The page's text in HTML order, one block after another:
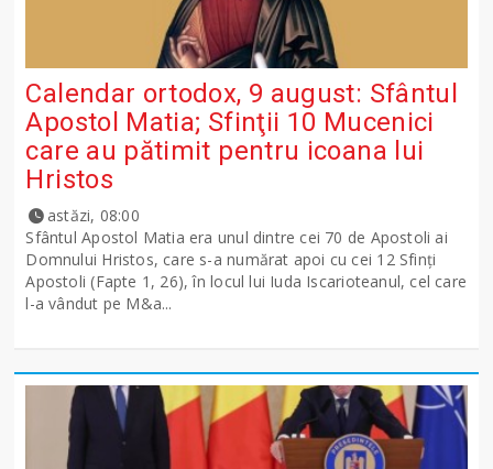
Calendar ortodox, 9 august: Sfântul
Apostol Matia; Sfinţii 10 Mucenici
care au pătimit pentru icoana lui
Hristos
astăzi, 08:00
Sfântul Apostol Matia era unul dintre cei 70 de Apostoli ai
Domnului Hristos, care s-a numărat apoi cu cei 12 Sfinţi
Apostoli (Fapte 1, 26), în locul lui Iuda Iscarioteanul, cel care
l-a vândut pe M&a...